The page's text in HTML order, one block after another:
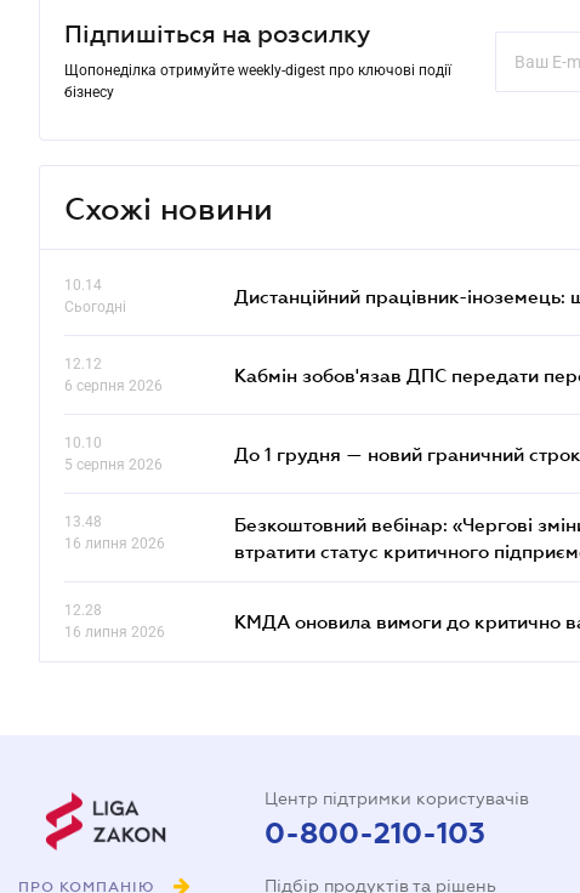
Підпишіться на розсилку
Щопонеділка отримуйте weekly-digest про ключові події
бізнесу
Схожі новини
10.14
Сьогодні
Дистанційний працівник-
12.12
6 серпня 2026
Кабмін зобов'язав ДПС передати
10.10
5 серпня 2026
До 1 грудня — новий граничний
13.48
16 липня 2026
Безкоштовний вебінар: «Чергові
втратити статус критичного
12.28
16 липня 2026
КМДА оновила вимоги до критично
ПРО КОМПАНІЮ
Центр підтримки користувачів
0-800-210-103
Підбір продуктів та рішень